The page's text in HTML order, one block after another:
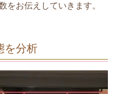
をお伝えしていきます。
を分析